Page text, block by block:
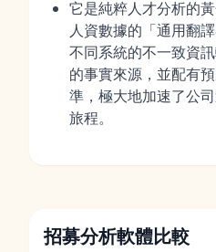
它是純粹人才分析的
人資數據的「通用翻
不同系統的不一致資
的事實來源，並配有
準，極大地加速了公
旅程。
招募分析軟體比較